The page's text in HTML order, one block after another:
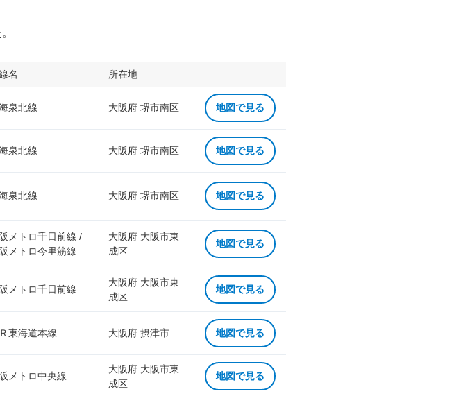
名 所在地
泉北線 大阪府 堺市南区 地図で見る
泉北線 大阪府 堺市南区 地図で見る
泉北線 大阪府 堺市南区 地図で見る
メトロ千日前線 /
メトロ今里筋線
大阪府 大阪市東
成区
地図で見る
メトロ千日前線
大阪府 大阪市東
成区
地図で見る
Ｒ東海道本線 大阪府 摂津市 地図で見る
メトロ中央線
大阪府 大阪市東
成区
地図で見る